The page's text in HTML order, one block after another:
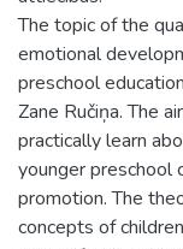
The topic of the
emotional
preschool
Zane Ručiņa. The
practically learn
younger preschool
promotion. The
concepts of